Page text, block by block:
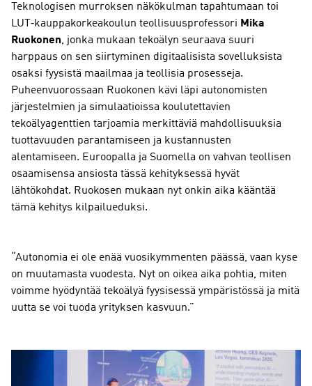
Teknologisen murroksen näkökulman tapahtumaan toi
LUT‑kauppakorkeakoulun teollisuusprofessori Mika
Ruokonen, jonka mukaan tekoälyn seuraava suuri
harppaus on sen siirtyminen digitaalisista sovelluksista
osaksi fyysistä maailmaa ja teollisia prosesseja.
Puheenvuorossaan Ruokonen kävi läpi autonomisten
järjestelmien ja simulaatioissa koulutettavien
tekoälyagenttien tarjoamia merkittäviä mahdollisuuksia
tuottavuuden parantamiseen ja kustannusten
alentamiseen. Euroopalla ja Suomella on vahvan teollisen
osaamisensa ansiosta tässä kehityksessä hyvät
lähtökohdat. Ruokosen mukaan nyt onkin aika kääntää
tämä kehitys kilpailueduksi.
“Autonomia ei ole enää vuosikymmenten päässä, vaan kyse
on muutamasta vuodesta. Nyt on oikea aika pohtia, miten
voimme hyödyntää tekoälyä fyysisessä ympäristössä ja mitä
uutta se voi tuoda yrityksen kasvuun.”